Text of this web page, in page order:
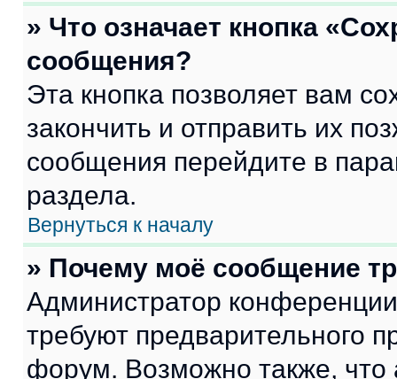
» Что означает кнопка
сообщения?
Эта кнопка позволяет вам
закончить и отправить их
сообщения перейдите в
раздела.
Вернуться к началу
» Почему моё сообщение
Администратор
требуют предварительного
форум. Возможно также, что